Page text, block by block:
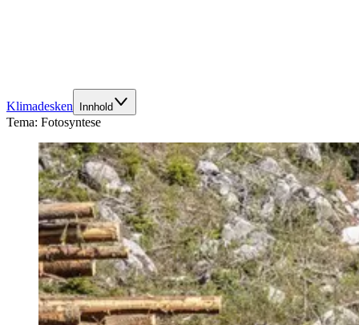
Klimadesken Innhold
Tema: Fotosyntese